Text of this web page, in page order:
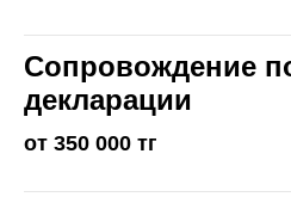
Сопровождение
декларации
от 350 000 тг